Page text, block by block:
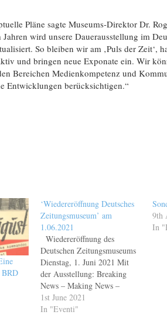
Pläne sagte Museums-Direktor Dr.
wird unsere Dauerausstellung im
So bleiben wir am ‚Puls der Zeit‘,
und bringen neue Exponate ein. Wir
Bereichen Medienkompetenz und
Entwicklungen berücksichtigen.“
BRD
‘Wiedereröffnung Deutsches
Zeitungsmuseum’ am
1.06.2021
Wiedereröffnung des
Deutschen Zeitungsmuseums
Dienstag, 1. Juni 2021 Mit
der Ausstellung: Breaking
News – Making News –
Faking News. Von Gutenberg
zu Trump. Eine
1st June 2021
In "Eventi"
9th
In